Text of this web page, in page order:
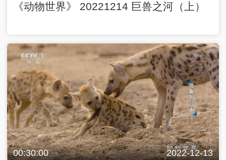
《动物世界》 20221214 巨兽之河（上）
00:30:00 2022-12-13